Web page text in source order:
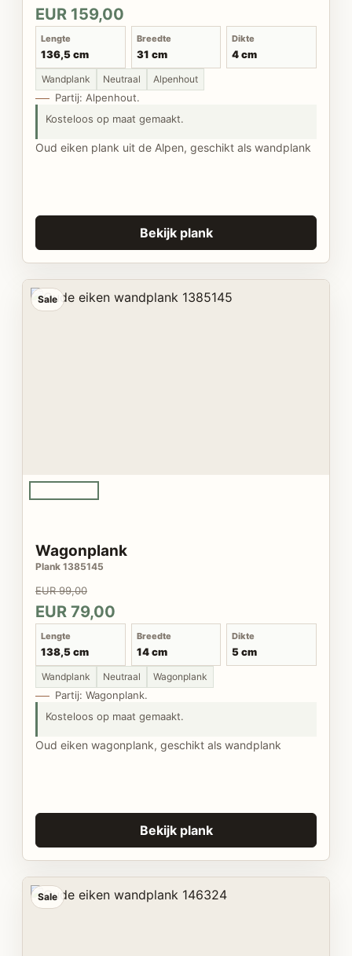
EUR 159,00
Lengte
136,5 cm
Breedte
31 cm
Dikte
4 cm
Wandplank Neutraal Alpenhout
Partij: Alpenhout.
Kosteloos op maat gemaakt.
Oud eiken plank uit de Alpen, geschikt als wandplank
Bekijk plank
Sale
Wagonplank
Plank 1385145
EUR 99,00
EUR 79,00
Lengte
138,5 cm
Breedte
14 cm
Dikte
5 cm
Wandplank Neutraal Wagonplank
Partij: Wagonplank.
Kosteloos op maat gemaakt.
Oud eiken wagonplank, geschikt als wandplank
Bekijk plank
Sale